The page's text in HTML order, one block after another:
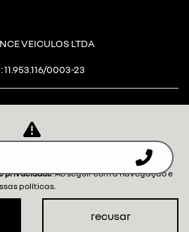
VEICULOS LTDA
11.953.116/0003-23
maior é a
durante a navegação, fazemos uso de
proteger seus dados pessoais
privacidade. Ao seguir com a navegação e
políticas.
recusar